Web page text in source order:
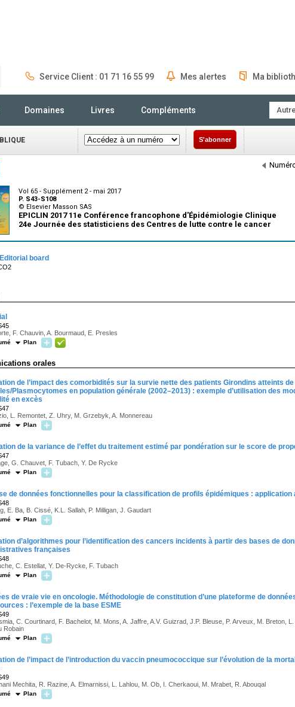
Service Client : 01 71 16 55 99 Mes alertes Ma
Domaines Livres Compléments
S'abonner
Vol 65 - Supplément 2 - mai 2017
P. S43-S108
© Elsevier Masson SAS
EPICLIN 2017 11e Conférence francophone d'Épidémiologie Clinique
24e Journée des statisticiens des Centres de lutte contre le cancer
board
F. Chauvin, A. Bourmaud, E. Presles
Plan
orales
de l’impact des comorbidités sur la survie nette des patients Girondins atteints
Plasmocytomes en population générale (2002–2013) : exemple d’utilisation des
en excès
L. Remontet, Z. Uhry, M. Grzebyk, A. Monnereau
Plan
de la variance de l’effet du traitement estimé par pondération sur le score de
G. Chauvet, F. Tubach, Y. De Rycke
Plan
de données fonctionnelles pour la classification de profils épidémiques : application
E. Ba, B. Cissé, K.L. Sallah, P. Milligan, J. Gaudart
Plan
d’algorithmes pour l’identification des cancers incidents à partir des bases de
françaises
C. Estellat, Y. De-Rycke, F. Tubach
Plan
de vraie vie en oncologie. Méthodologie de constitution d’une plateforme de
: l’exemple de la base ESME
C. Courtinard, F. Bachelot, M. Mons, A. Jaffre, A.V. Guizrad, J.P. Bleuse, P. Arveux, M. Breton,
Robain
Plan
de l’impact de l’introduction du vaccin pneumococcique sur l’évolution de la
Mechita, R. Razine, A. Elmarnissi, L. Lahlou, M. Ob, I. Cherkaoui, M. Mrabet, R. Abouqal
Plan